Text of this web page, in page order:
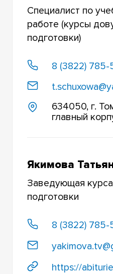
Специалист по
работе (курсы
подготовки)
8 (3822) 785-
634050, г.
главный
Якимова
Заведующая
подготовки
8 (3822) 785-
https://